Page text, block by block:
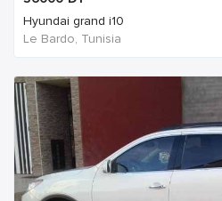
Hyundai grand i10
Le Bardo, Tunisia